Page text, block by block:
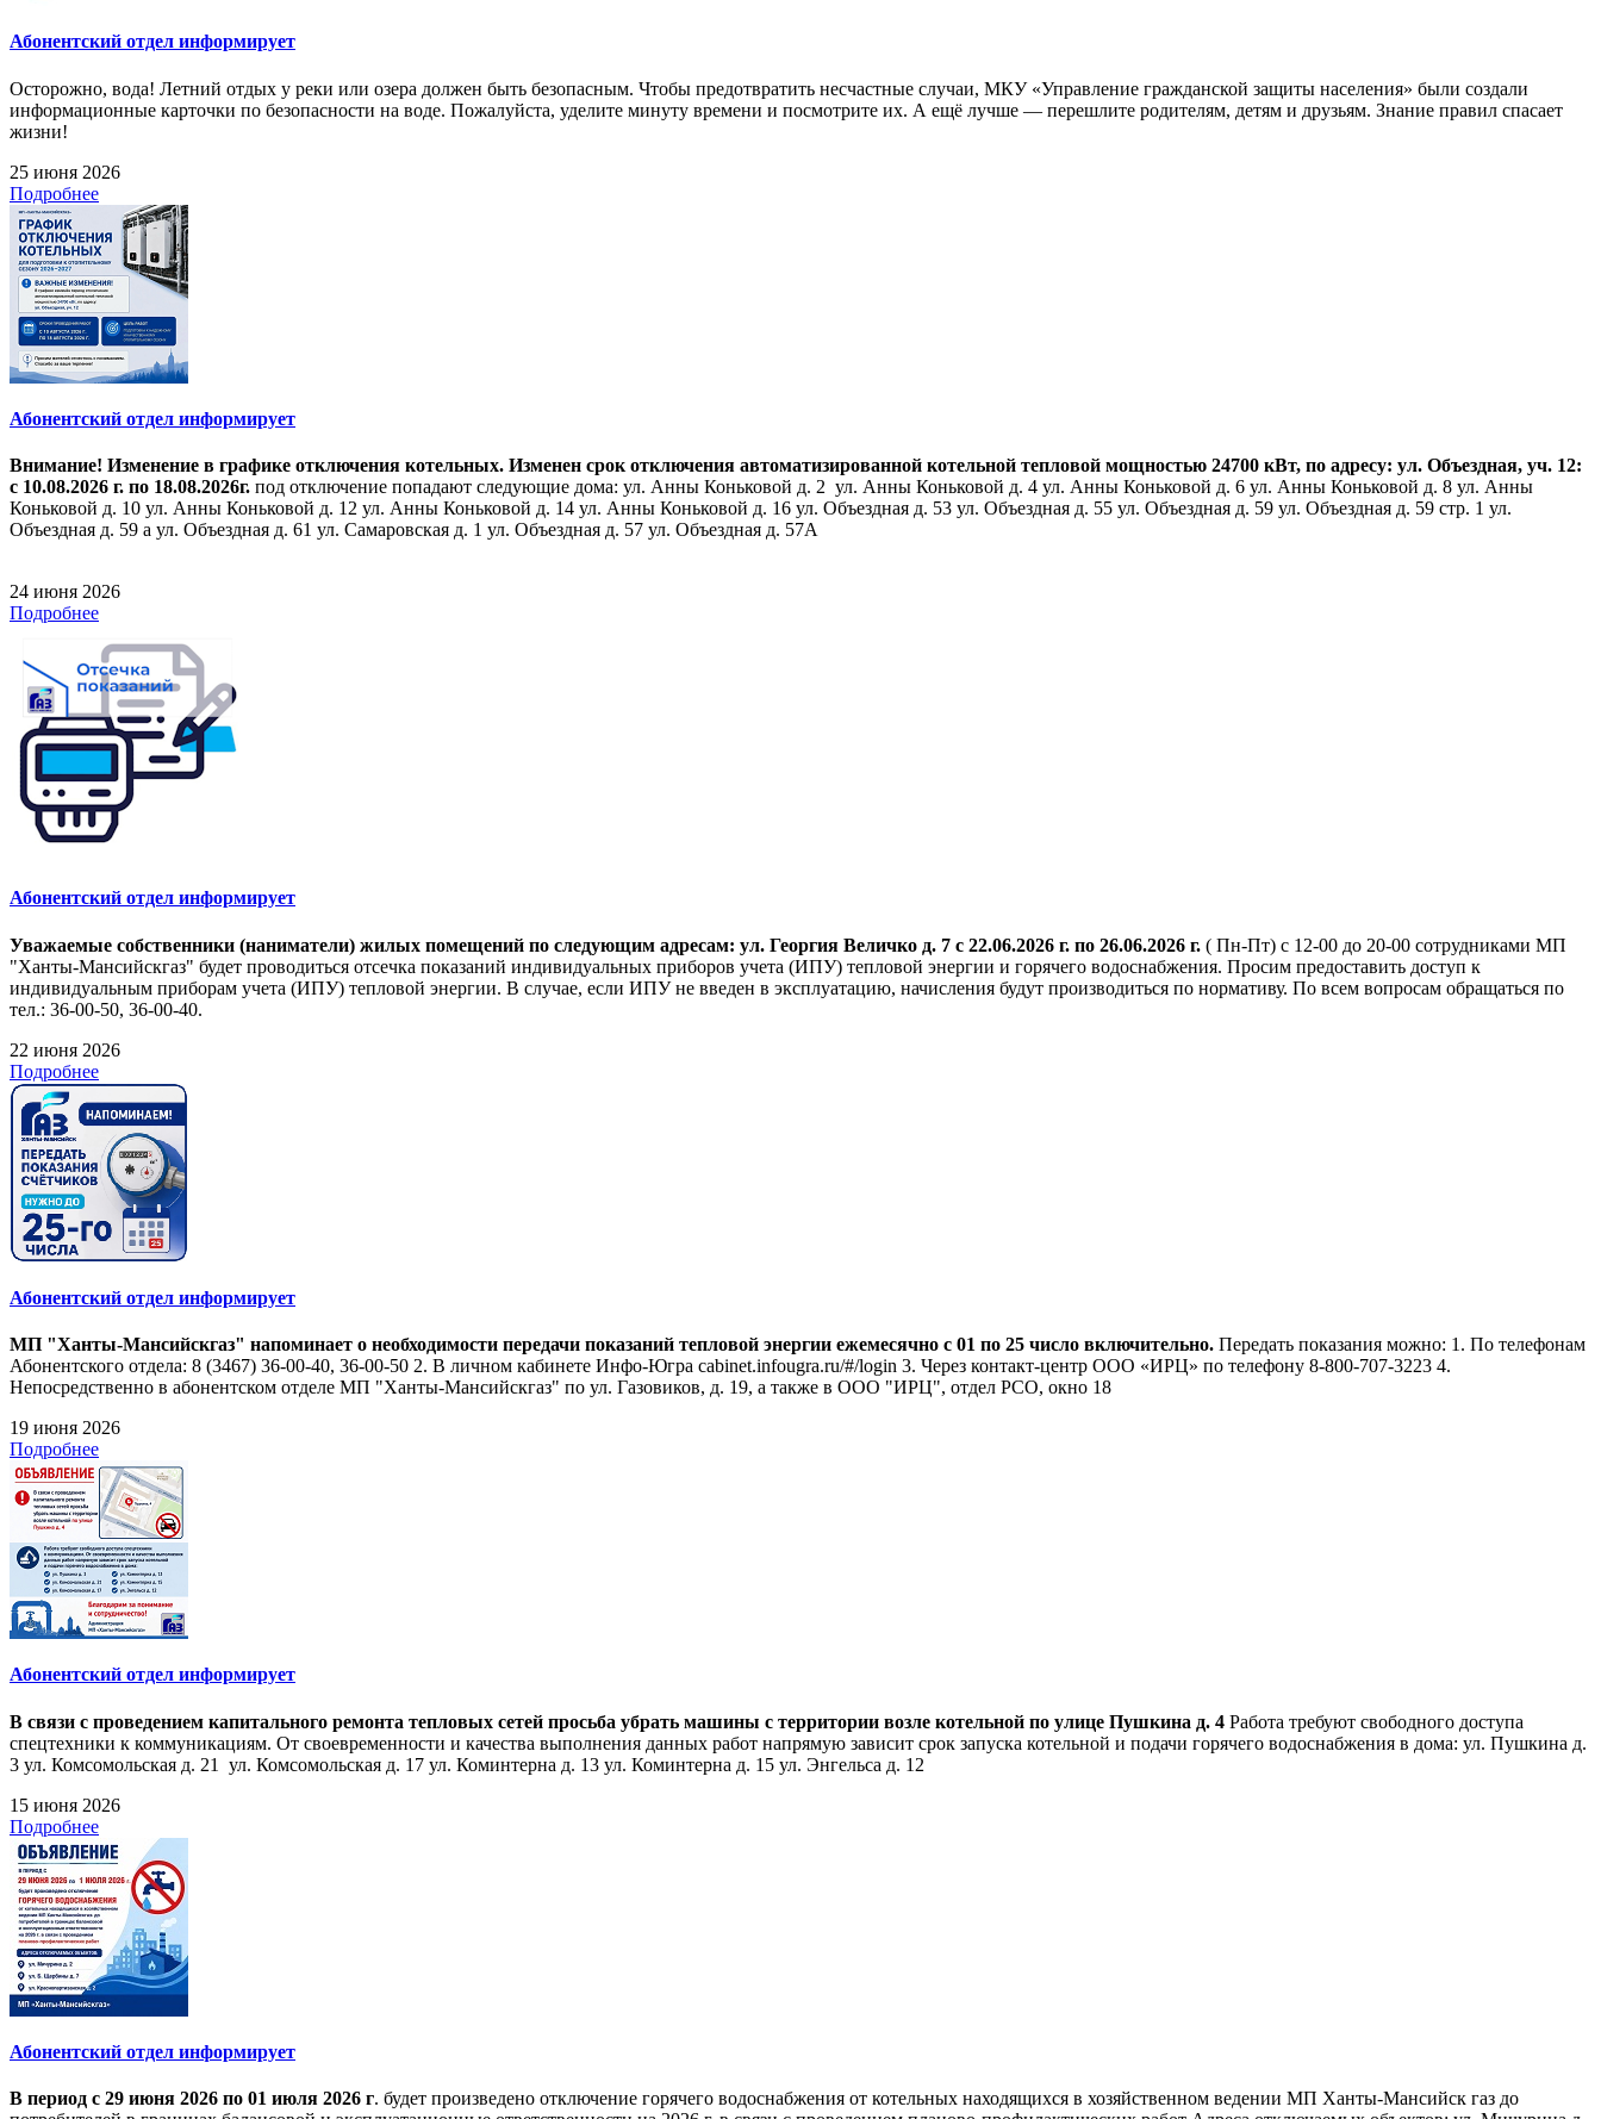
Абонентский отдел информирует
Осторожно, вода! Летний отдых у реки или озера должен быть безопасным. Чтобы предотвратить несчастные случаи, МКУ «Управление гражданской защиты населения» были создали
информационные карточки по безопасности на воде. Пожалуйста, уделите минуту времени и посмотрите их. А ещё лучше — перешлите родителям, детям и друзьям. Знание правил спасает
жизни!
25 июня 2026
Подробнее
Абонентский отдел информирует
Внимание! Изменение в графике отключения котельных. Изменен срок отключения автоматизированной котельной тепловой мощностью 24700 кВт, по адресу: ул. Объездная, уч. 12:
с 10.08.2026 г. по 18.08.2026г. под отключение попадают следующие дома: ул. Анны Коньковой д. 2 ул. Анны Коньковой д. 4 ул. Анны Коньковой д. 6 ул. Анны Коньковой д. 8 ул. Анны
Коньковой д. 10 ул. Анны Коньковой д. 12 ул. Анны Коньковой д. 14 ул. Анны Коньковой д. 16 ул. Объездная д. 53 ул. Объездная д. 55 ул. Объездная д. 59 ул. Объездная д. 59 стр. 1 ул.
Объездная д. 59 а ул. Объездная д. 61 ул. Самаровская д. 1 ул. Объездная д. 57 ул. Объездная д. 57А
24 июня 2026
Подробнее
Абонентский отдел информирует
Уважаемые собственники (наниматели) жилых помещений по следующим адресам: ул. Георгия Величко д. 7 с 22.06.2026 г. по 26.06.2026 г. ( Пн-Пт) с 12-00 до 20-00 сотрудниками МП
"Ханты-Мансийскгаз" будет проводиться отсечка показаний индивидуальных приборов учета (ИПУ) тепловой энергии и горячего водоснабжения. Просим предоставить доступ к
индивидуальным приборам учета (ИПУ) тепловой энергии. В случае, если ИПУ не введен в эксплуатацию, начисления будут производиться по нормативу. По всем вопросам обращаться по
тел.: 36-00-50, 36-00-40.
22 июня 2026
Подробнее
Абонентский отдел информирует
МП "Ханты-Мансийскгаз" напоминает о необходимости передачи показаний тепловой энергии ежемесячно с 01 по 25 число включительно. Передать показания можно: 1. По телефонам
Абонентского отдела: 8 (3467) 36-00-40, 36-00-50 2. В личном кабинете Инфо-Югра cabinet.infougra.ru/#/login 3. Через контакт-центр ООО «ИРЦ» по телефону 8-800-707-3223 4.
Непосредственно в абонентском отделе МП "Ханты-Мансийскгаз" по ул. Газовиков, д. 19, а также в ООО "ИРЦ", отдел РСО, окно 18
19 июня 2026
Подробнее
Абонентский отдел информирует
В связи с проведением капитального ремонта тепловых сетей просьба убрать машины с территории возле котельной по улице Пушкина д. 4 Работа требуют свободного доступа
спецтехники к коммуникациям. От своевременности и качества выполнения данных работ напрямую зависит срок запуска котельной и подачи горячего водоснабжения в дома: ул. Пушкина д.
3 ул. Комсомольская д. 21 ул. Комсомольская д. 17 ул. Коминтерна д. 13 ул. Коминтерна д. 15 ул. Энгельса д. 12
15 июня 2026
Подробнее
Абонентский отдел информирует
В период с 29 июня 2026 по 01 июля 2026 г. будет произведено отключение горячего водоснабжения от котельных находящихся в хозяйственном ведении МП Ханты-Мансийск газ до